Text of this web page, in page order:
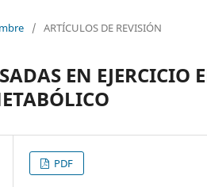
/ ARTÍCULOS DE REVISIÓN
EN EJERCICIO
PDF